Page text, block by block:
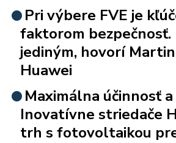
Pri výbere FVE je
faktorom bezpečnosť.
jediným, hovorí
Huawei
Maximálna účinnosť
Inovatívne striedače
trh s fotovoltaikou